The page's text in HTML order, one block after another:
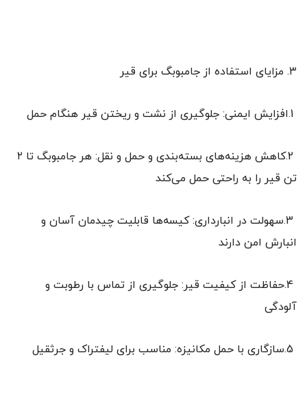
۳. مزایای استفاده از جامبوبگ برای قیر
2.کاهش هزینه‌های بسته‌بندی و حمل و نقل: هر جامبوبگ تا ۲
تن قیر را به راحتی حمل می‌کند
3.سهولت در انبارداری: کیسه‌ها قابلیت چیدمان آسان و
انبارش امن دارند
4.حفاظت از کیفیت قیر: جلوگیری از تماس با رطوبت و
آلودگی